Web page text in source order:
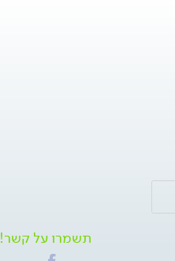
תשמרו על קשר!